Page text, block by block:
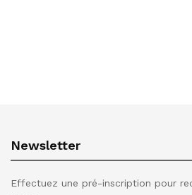
Newsletter
Effectuez une pré-inscription pour